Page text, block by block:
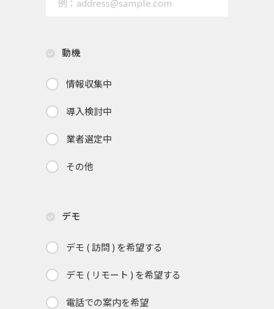
動機
情報収集中
導入検討中
業者選定中
その他
デモ
デモ ( 訪問 ) を希望する
デモ ( リモート ) を希望する
電話での案内を希望